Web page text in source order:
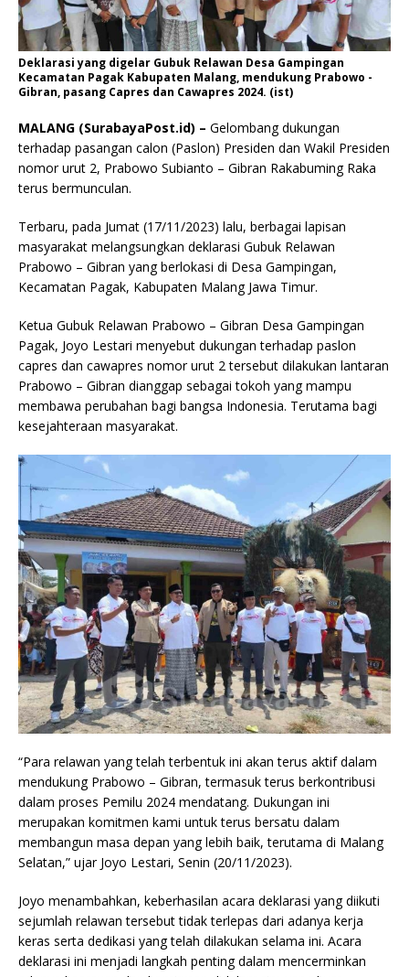
Deklarasi yang digelar Gubuk Relawan Desa Gampingan
Kecamatan Pagak Kabupaten Malang, mendukung Prabowo -
Gibran, pasang Capres dan Cawapres 2024. (ist)
MALANG (SurabayaPost.id) – Gelombang dukungan
terhadap pasangan calon (Paslon) Presiden dan Wakil Presiden
nomor urut 2, Prabowo Subianto – Gibran Rakabuming Raka
terus bermunculan.
Terbaru, pada Jumat (17/11/2023) lalu, berbagai lapisan
masyarakat melangsungkan deklarasi Gubuk Relawan
Prabowo – Gibran yang berlokasi di Desa Gampingan,
Kecamatan Pagak, Kabupaten Malang Jawa Timur.
Ketua Gubuk Relawan Prabowo – Gibran Desa Gampingan
Pagak, Joyo Lestari menyebut dukungan terhadap paslon
capres dan cawapres nomor urut 2 tersebut dilakukan lantaran
Prabowo – Gibran dianggap sebagai tokoh yang mampu
membawa perubahan bagi bangsa Indonesia. Terutama bagi
kesejahteraan masyarakat.
“Para relawan yang telah terbentuk ini akan terus aktif dalam
mendukung Prabowo – Gibran, termasuk terus berkontribusi
dalam proses Pemilu 2024 mendatang. Dukungan ini
merupakan komitmen kami untuk terus bersatu dalam
membangun masa depan yang lebih baik, terutama di Malang
Selatan,” ujar Joyo Lestari, Senin (20/11/2023).
Joyo menambahkan, keberhasilan acara deklarasi yang diikuti
sejumlah relawan tersebut tidak terlepas dari adanya kerja
keras serta dedikasi yang telah dilakukan selama ini. Acara
deklarasi ini menjadi langkah penting dalam mencerminkan